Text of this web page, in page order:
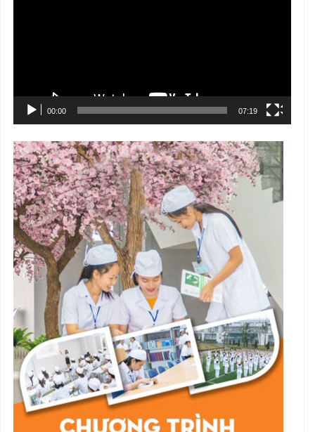
00:00 07:19